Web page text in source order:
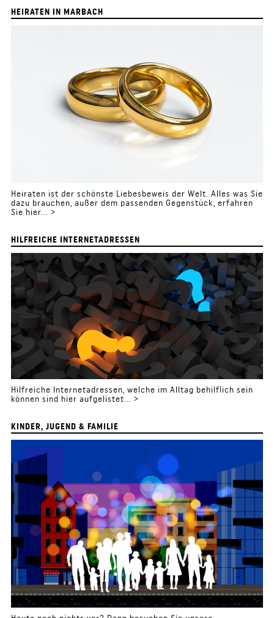
HEIRATEN IN MARBACH
Heiraten ist der schönste Liebesbeweis der Welt. Alles was Sie
dazu brauchen, außer dem passenden Gegenstück, erfahren
Sie hier... >
HILFREICHE INTERNETADRESSEN
Hilfreiche Internetadressen, welche im Alltag behilflich sein
können sind hier aufgelistet... >
KINDER, JUGEND & FAMILIE